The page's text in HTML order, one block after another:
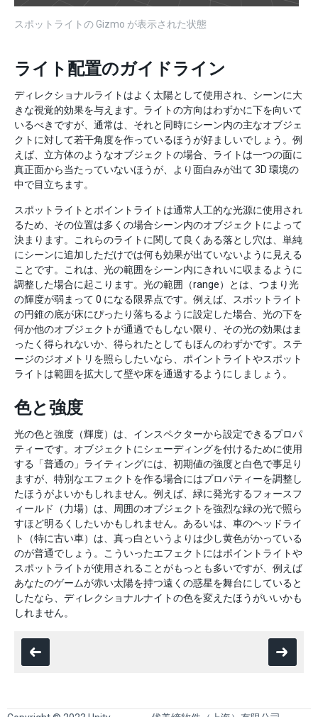
スポットライトの Gizmo が表示された状態
ライト配置のガイドライン
ディレクショナルライトはよく太陽として使用され、シーンに大
きな視覚的効果を与えます。ライトの方向はわずかに下を向いて
いるべきですが、通常は、それと同時にシーン内の主なオブジェ
クトに対して若干角度を作っているほうが好ましいでしょう。例
えば、立方体のようなオブジェクトの場合、ライトは一つの面に
真正面から当たっていないほうが、より面白みが出て 3D 環境の
中で目立ちます。
スポットライトとポイントライトは通常人工的な光源に使用され
るため、その位置は多くの場合シーン内のオブジェクトによって
決まります。これらのライトに関して良くある落とし穴は、単純
にシーンに追加しただけでは何も効果が出ていないように見える
ことです。これは、光の範囲をシーン内にきれいに収まるように
調整した場合に起こります。光の範囲（range）とは、つまり光
の輝度が弱まって 0 になる限界点です。例えば、スポットライト
の円錐の底が床にぴったり落ちるように設定した場合、光の下を
何か他のオブジェクトが通過でもしない限り、その光の効果はま
ったく得られないか、得られたとしてもほんのわずかです。ステ
ージのジオメトリを照らしたいなら、ポイントライトやスポット
ライトは範囲を拡大して壁や床を通過するようにしましょう。
色と強度
光の色と強度（輝度）は、インスペクターから設定できるプロパ
ティーです。オブジェクトにシェーディングを付けるために使用
する「普通の」ライティングには、初期値の強度と白色で事足り
ますが、特別なエフェクトを作る場合にはプロパティーを調整し
たほうがよいかもしれません。例えば、緑に発光するフォースフ
ィールド（力場）は、周囲のオブジェクトを強烈な緑の光で照ら
すほど明るくしたいかもしれません。あるいは、車のヘッドライ
ト（特に古い車）は、真っ白というよりは少し黄色がかっている
のが普通でしょう。こういったエフェクトにはポイントライトや
スポットライトが使用されることがもっとも多いですが、例えば
あなたのゲームが赤い太陽を持つ遠くの惑星を舞台にしていると
したなら、ディレクショナルナイトの色を変えたほうがいいかも
しれません。